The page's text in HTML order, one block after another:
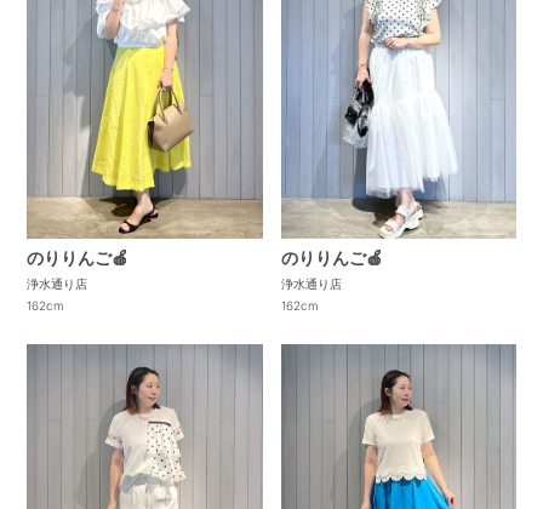
のりりんご🍎
浄水通り店
162cm
のりりんご🍎
浄水通り店
162cm